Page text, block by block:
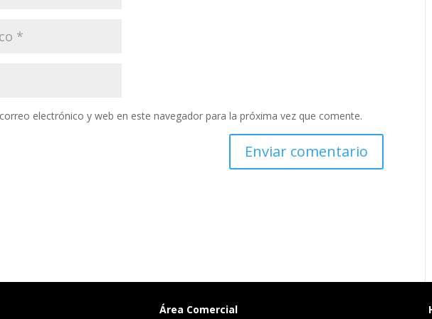
electrónico y web en este navegador para la próxima vez que comente.
Área Comercial